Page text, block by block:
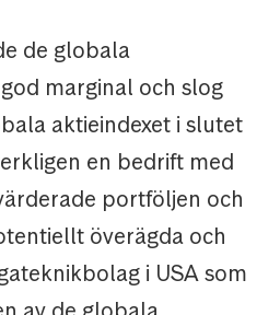
de globala
marginal och slog
aktieindexet i slutet
en bedrift med
portföljen och
överägda och
i USA som